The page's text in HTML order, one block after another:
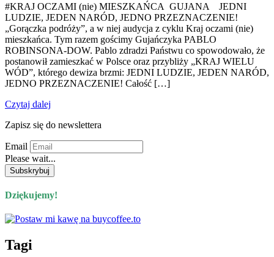
#KRAJ OCZAMI (nie) MIESZKAŃCA GUJANA JEDNI
LUDZIE, JEDEN NARÓD, JEDNO PRZEZNACZENIE!
„Gorączka podróży”, a w niej audycja z cyklu Kraj oczami (nie)
mieszkańca. Tym razem gościmy Gujańczyka PABLO
ROBINSONA-DOW. Pablo zdradzi Państwu co spowodowało, że
postanowił zamieszkać w Polsce oraz przybliży „KRAJ WIELU
WÓD”, którego dewiza brzmi: JEDNI LUDZIE, JEDEN NARÓD,
JEDNO PRZEZNACZENIE! Całość […]
Czytaj dalej
Zapisz się do newslettera
Email
Please wait...
Dziękujemy!
Tagi